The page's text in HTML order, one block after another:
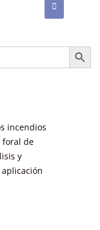
Botón de
incendios
foral de
y